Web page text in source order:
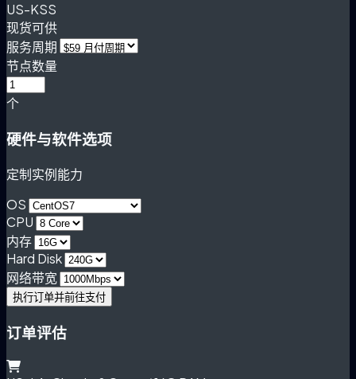
US-KSS
现货可供
服务周期
节点数量
个
硬件与软件选项
定制实例能力
OS
CPU
内存
Hard Disk
网络带宽
执行订单并前往支付
订单评估